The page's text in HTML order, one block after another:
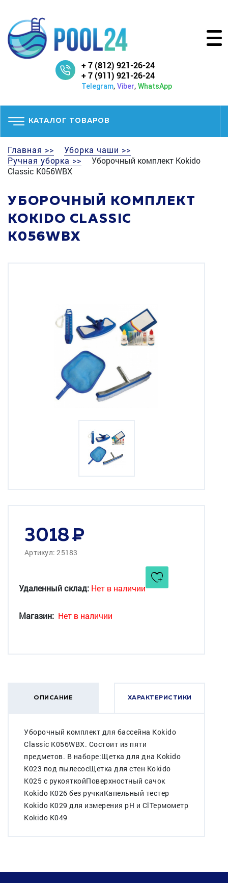
+ 7 (812) 921-26-24
+ 7 (911) 921-26-24
Telegram, Viber, WhatsApp
КАТАЛОГ ТОВАРОВ
Главная >>
Уборка чаши >>
Ручная уборка >>
Уборочный комплект Kokido
Classic K056WBX
УБОРОЧНЫЙ КОМПЛЕКТ
KOKIDO CLASSIC
K056WBX
3018
Артикул: 25183
Удаленный склад: Нет в наличии
Магазин: Нет в наличии
ОПИСАНИЕ ХАРАКТЕРИСТИКИ
Уборочный комплект для бассейна Kokido
Classic K056WBX. Состоит из пяти
предметов. В наборе:Щетка для дна Kokido
K023 под пылесосЩетка для стен Kokido
K025 с рукояткойПоверхностный сачок
Kokido K026 без ручкиКапельный тестер
Kokido K029 для измерения pH и ClТермометр
Kokido K049